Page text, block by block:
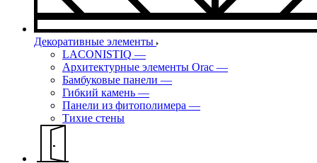
Декоративные элементы
LACONISTIQ —
Архитектурные элементы Orac —
Бамбуковые панели —
Гибкий камень —
Панели из фитополимера —
Тихие стены